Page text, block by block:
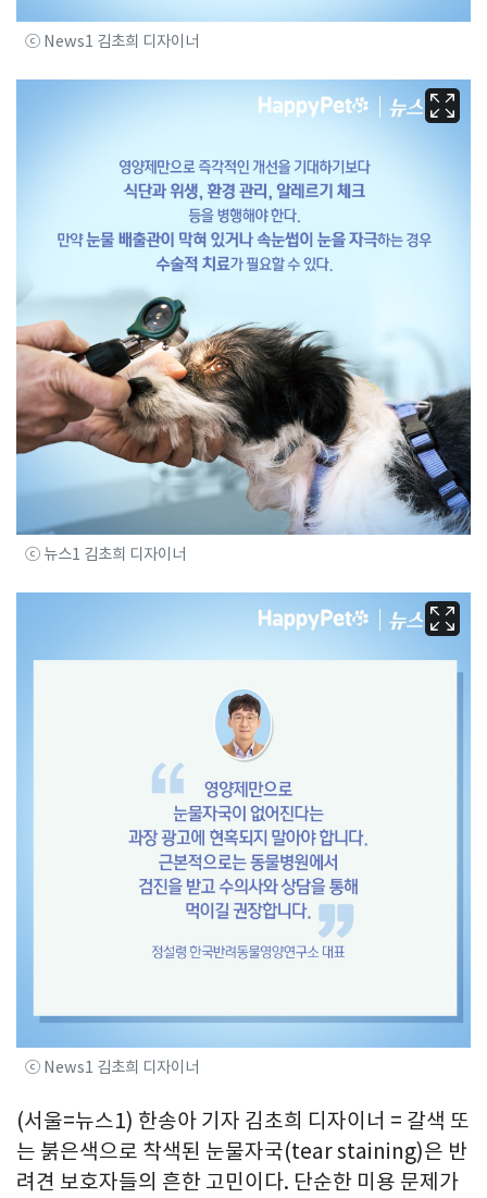
ⓒ News1 김초희 디자이너
ⓒ 뉴스1 김초희 디자이너
ⓒ News1 김초희 디자이너
(서울=뉴스1) 한송아 기자 김초희 디자이너 = 갈색 또
는 붉은색으로 착색된 눈물자국(tear staining)은 반
려견 보호자들의 흔한 고민이다. 단순한 미용 문제가